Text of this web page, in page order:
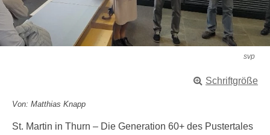
svp
Schriftgröße
Von: Matthias Knapp
St. Martin in Thurn – Die Generation 60+ des Pustertales